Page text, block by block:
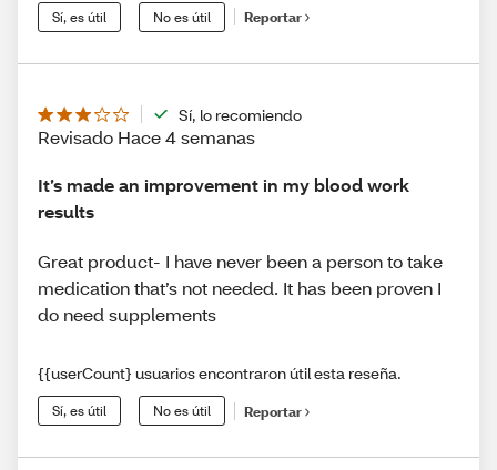
Sí, es útil No es útil Reportar
Sí, lo recomiendo
Revisado Hace 4 semanas
It’s made an improvement in my blood work
results
Great product- I have never been a person to take
medication that’s not needed. It has been proven I
do need supplements
{{userCount} usuarios encontraron útil esta reseña.
Sí, es útil No es útil Reportar